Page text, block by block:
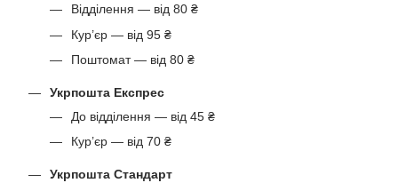
Відділення — від 80 ₴
Кур’єр — від 95 ₴
Поштомат — від 80 ₴
Укрпошта Експрес
До відділення — від 45 ₴
Кур’єр — від 70 ₴
Укрпошта Стандарт